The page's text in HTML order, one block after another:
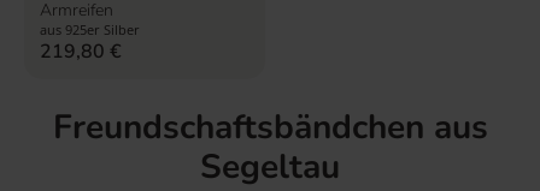
Armreifen
aus 925er Silber
219,80 €
Freundschaftsbändchen aus
Segeltau